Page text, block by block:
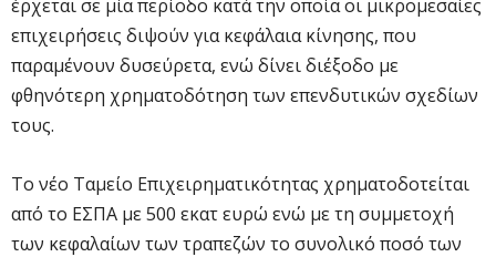
έρχεται σε μία περίοδο κατά την οποία οι μικρομεσαίες
επιχειρήσεις διψούν για κεφάλαια κίνησης, που
παραμένουν δυσεύρετα, ενώ δίνει διέξοδο με
φθηνότερη χρηματοδότηση των επενδυτικών σχεδίων
τους.
Το νέο Ταμείο Επιχειρηματικότητας χρηματοδοτείται
από το ΕΣΠΑ με 500 εκατ ευρώ ενώ με τη συμμετοχή
των κεφαλαίων των τραπεζών το συνολικό ποσό των